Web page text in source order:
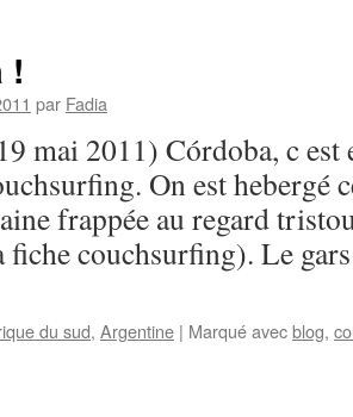
!
par Fadia
mai 2011) Córdoba, c est
On est hebergé
frappée au regard
fiche couchsurfing). Le
du sud, Argentine | Marqué avecblog,